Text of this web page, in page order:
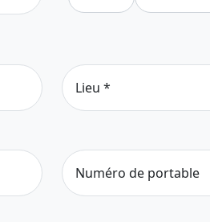
Lieu *
Numéro de portable